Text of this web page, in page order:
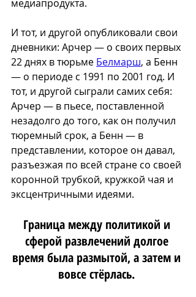
медиапродукта.
И тот, и другой опубликовали свои
дневники: Арчер — о своих первых
22 днях в тюрьме Белмарш, а Бенн
— о периоде с 1991 по 2001 год. И
тот, и другой сыграли самих себя:
Арчер — в пьесе, поставленной
незадолго до того, как он получил
тюремный срок, а Бенн — в
представлении, которое он давал,
разъезжая по всей стране со своей
коронной трубкой, кружкой чая и
эксцентричными идеями.
Граница между политикой и
сферой развлечений долгое
время была размытой, а затем и
вовсе стёрлась.